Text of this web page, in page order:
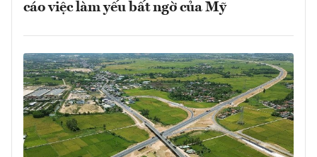
cáo việc làm yếu bất ngờ của Mỹ